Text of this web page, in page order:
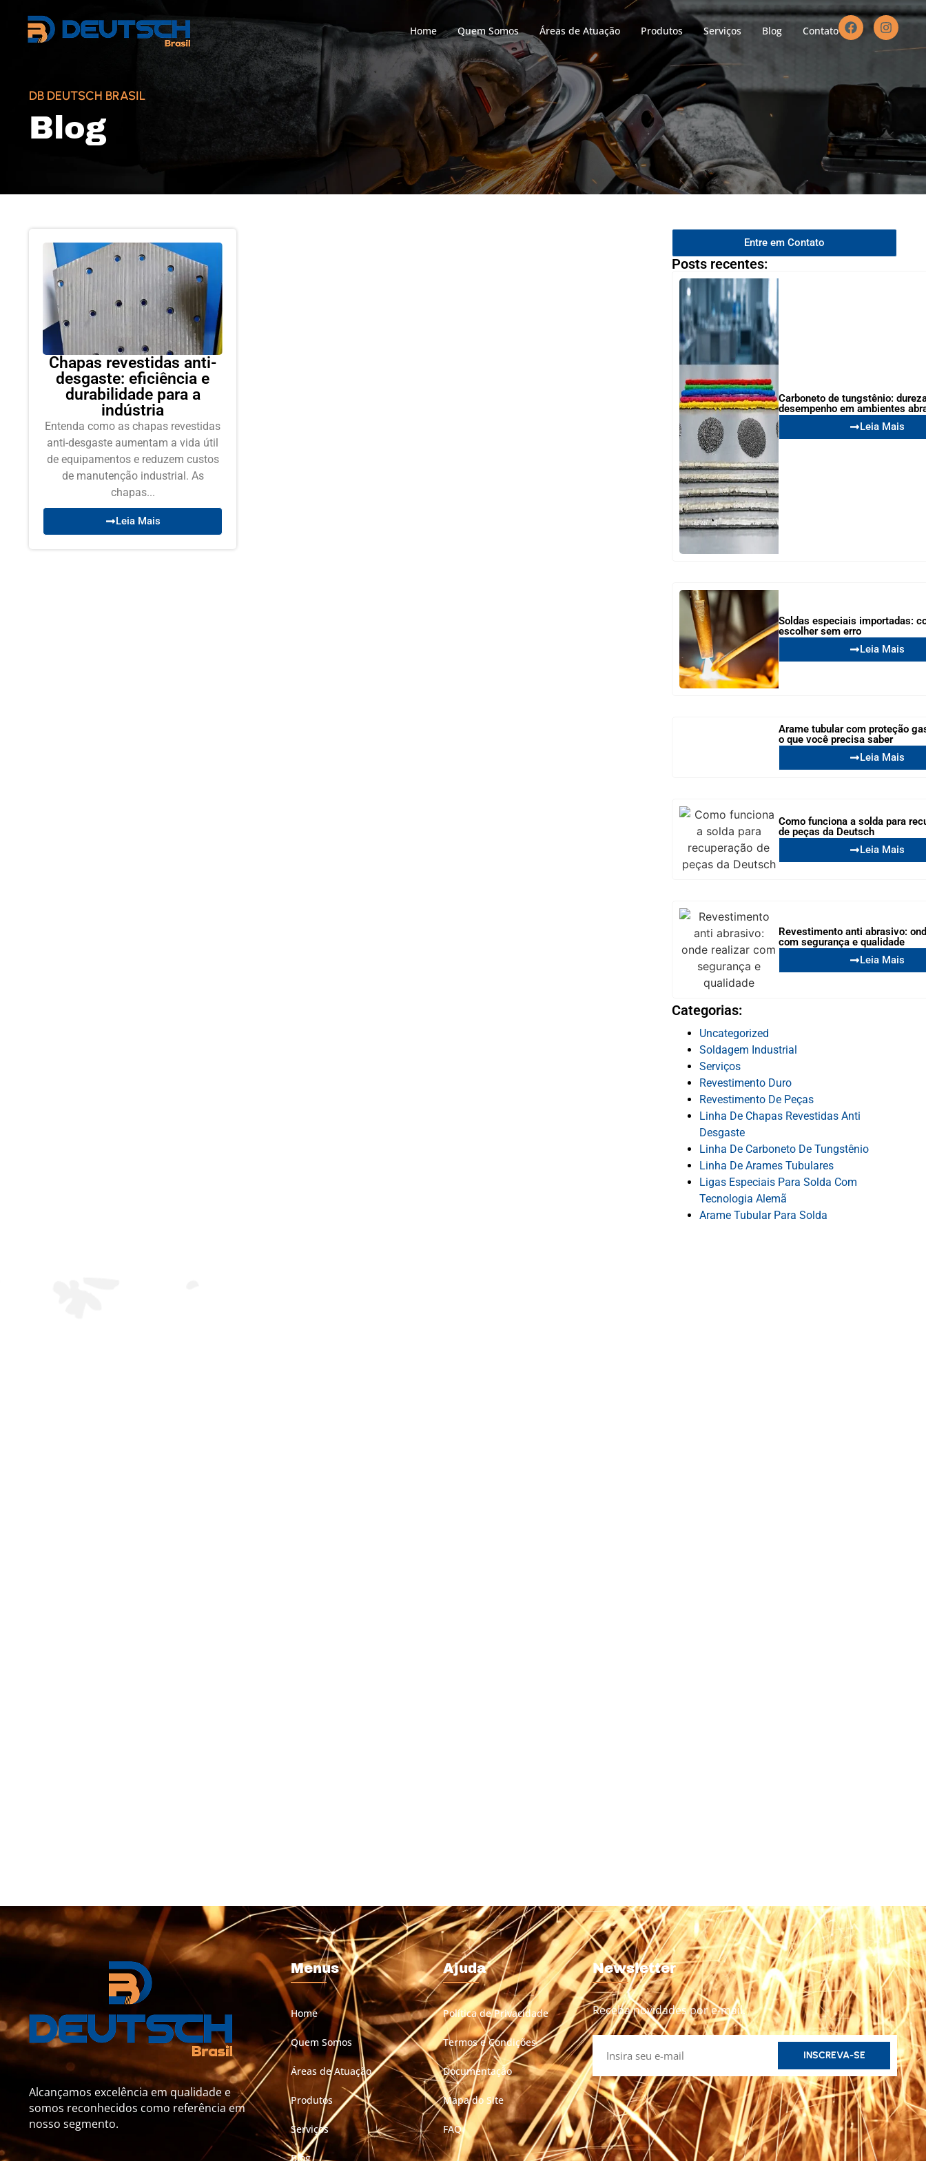
Home Quem Somos Áreas de Atuação Produtos Serviços Blog Contato
DB DEUTSCH BRASIL
Blog
Chapas revestidas anti-
desgaste: eficiência e
durabilidade para a
indústria
Entenda como as chapas revestidas
anti-desgaste aumentam a vida útil
de equipamentos e reduzem custos
de manutenção industrial. As
chapas...
Leia Mais
Entre em Contato
Posts recentes:
Carboneto de tungstênio:
desempenho em ambientes
Leia Mais
Soldas especiais importadas:
escolher sem erro
Leia Mais
Arame tubular com proteção
o que você precisa saber
Leia Mais
Como funciona a solda para
de peças da Deutsch
Leia Mais
Revestimento anti abrasivo:
com segurança e qualidade
Leia Mais
Categorias:
Uncategorized
Soldagem Industrial
Serviços
Revestimento Duro
Revestimento De Peças
Linha De Chapas Revestidas Anti
Desgaste
Linha De Carboneto De Tungstênio
Linha De Arames Tubulares
Ligas Especiais Para Solda Com
Tecnologia Alemã
Arame Tubular Para Solda
Alcançamos excelência em qualidade e
somos reconhecidos como referência em
nosso segmento.
Menus
Home
Quem Somos
Áreas de Atuação
Produtos
Serviços
Blog
Ajuda
Política de Privacidade
Termos e Condições
Documentação
Mapa do Site
FAQ
Newsletter
Receba novidades por e-mail.
INSCREVA-SE